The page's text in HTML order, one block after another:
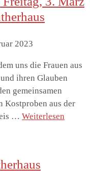
2023
uns die Frauen aus
ihren Glauben
gemeinsamen
Kostproben aus der
… Weiterlesen